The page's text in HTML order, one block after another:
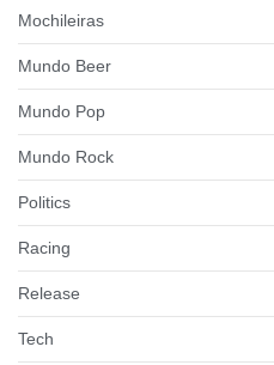
Mochileiras
Mundo Beer
Mundo Pop
Mundo Rock
Politics
Racing
Release
Tech